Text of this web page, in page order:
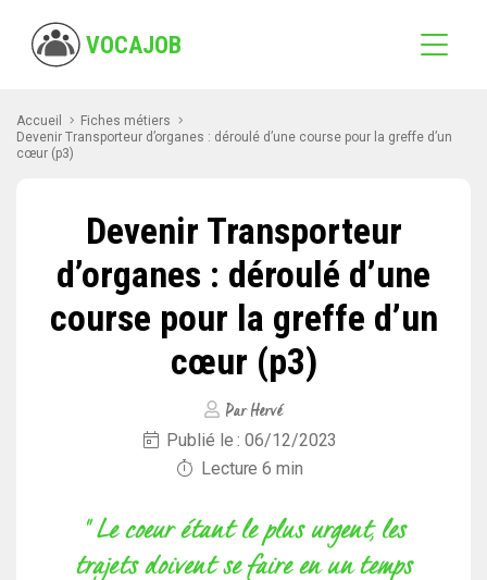
VOCAJOB
Accueil
Fiches métiers
Devenir Transporteur d’organes : déroulé d’une course pour la greffe d’un
cœur (p3)
Devenir Transporteur
d’organes : déroulé d’une
course pour la greffe d’un
cœur (p3)
Par Hervé
Publié le : 06/12/2023
Lecture 6 min
" Le coeur étant le plus urgent, les
trajets doivent se faire en un temps